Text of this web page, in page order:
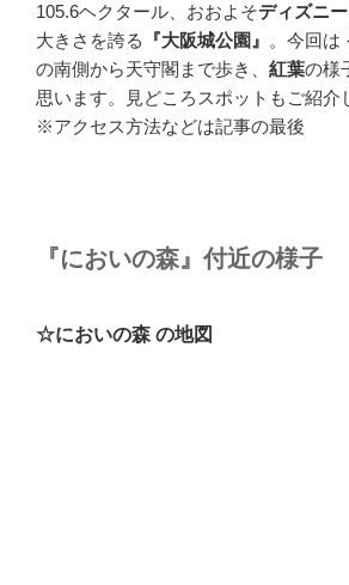
105.6ヘクタール、おおよそディズニ
大きさを誇る
『大阪城公園』 。今回は
の南側から天守閣まで歩き、 紅葉の様
思います。見どころスポットもご紹介
※アクセス方法などは記事の最後
『においの森』付近の様子
☆においの森 の地図